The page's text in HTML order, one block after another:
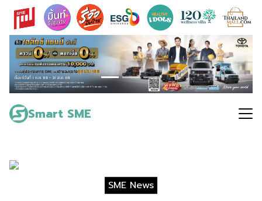
Skip
content
Smart SME
Search
for:
SME News